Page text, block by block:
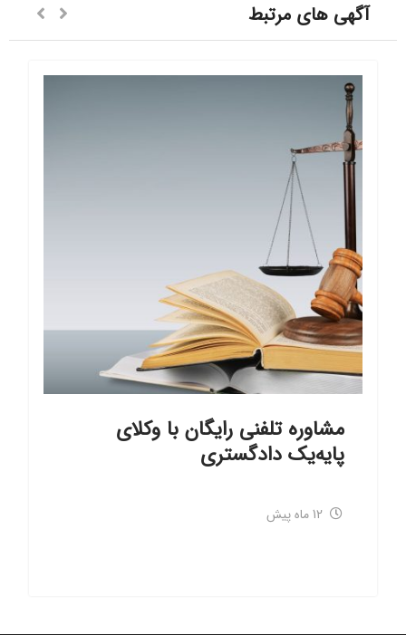
آگهی های مرتبط
مشاوره تلفنی رایگان با وکلای
پایه‌یک دادگستری
12 ماه پیش